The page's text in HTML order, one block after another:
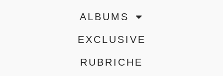
ALBUMS
EXCLUSIVE
RUBRICHE